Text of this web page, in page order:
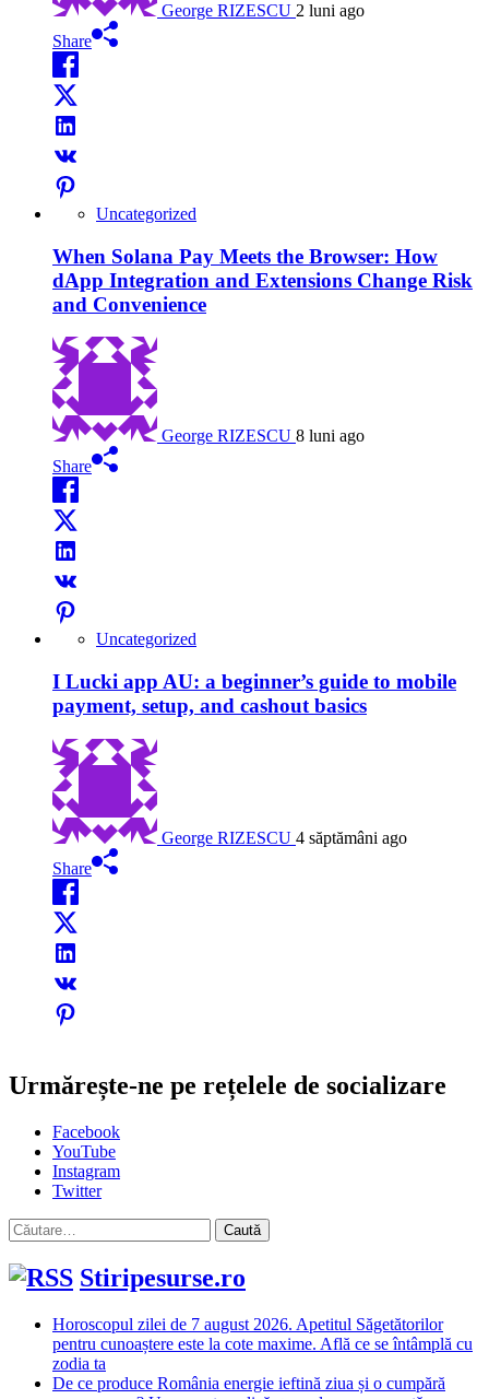
George RIZESCU 2 luni ago
Share
Uncategorized
When Solana Pay Meets the Browser: How
dApp Integration and Extensions Change Risk
and Convenience
George RIZESCU 8 luni ago
Share
Uncategorized
I Lucki app AU: a beginner’s guide to mobile
payment, setup, and cashout basics
George RIZESCU 4 săptămâni ago
Share
Urmărește-ne pe rețelele de socializare
Facebook
YouTube
Instagram
Twitter
Caută
după:
Stiripesurse.ro
Horoscopul zilei de 7 august 2026. Apetitul Săgetătorilor
pentru cunoaștere este la cote maxime. Află ce se întâmplă cu
zodia ta
De ce produce România energie ieftină ziua și o cumpără